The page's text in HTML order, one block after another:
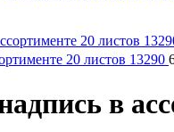
20 листов 13290
в